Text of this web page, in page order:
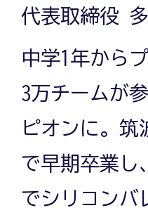
代表取締役
中学1年から
3万チームが
ピオンに。
で早期卒業し
でシリコンバ